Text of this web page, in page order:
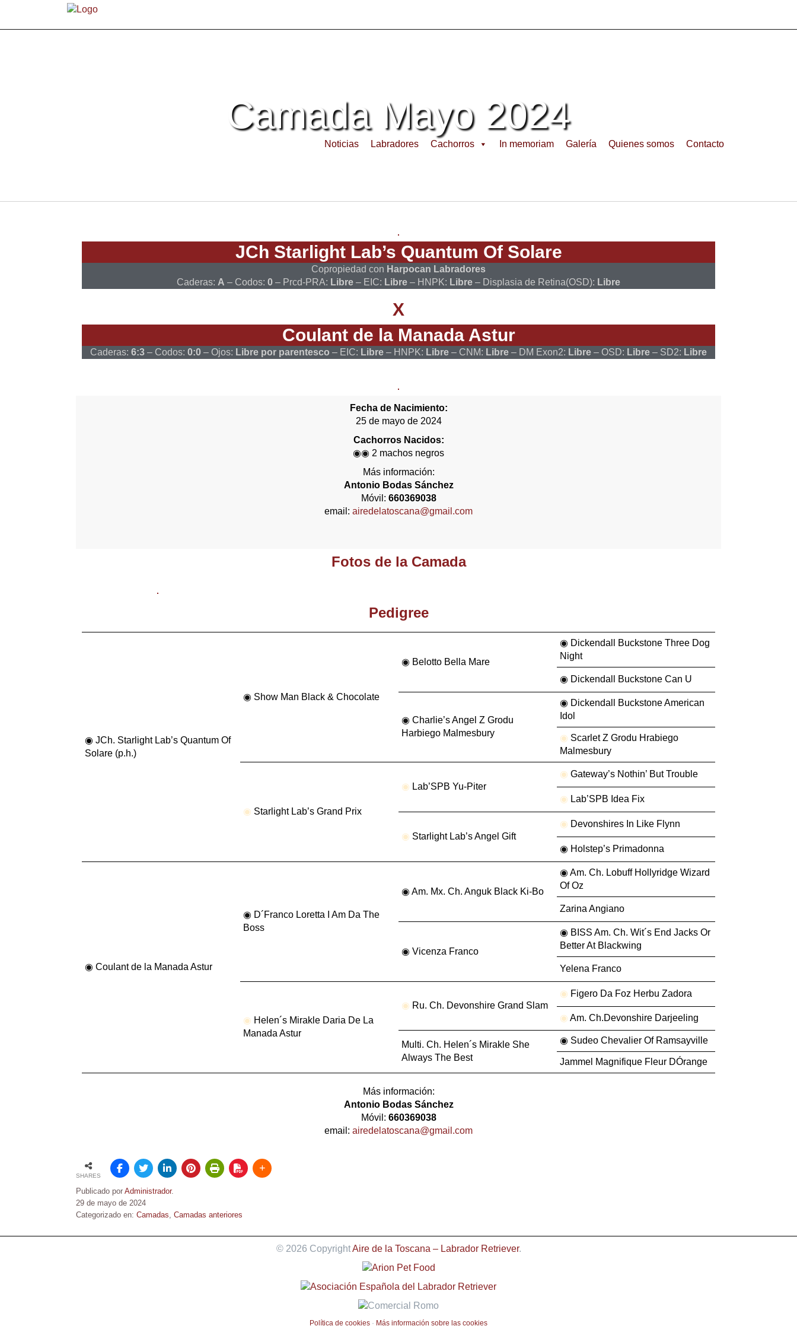
Noticias Labradores Cachorros In memoriam Galería Quienes somos Contacto
Camada Mayo 2024
JCh Starlight Lab’s Quantum Of Solare
Copropiedad con Harpocan Labradores
Caderas: A – Codos: 0 – Prcd-PRA: Libre – EIC: Libre – HNPK: Libre – Displasia de Retina(OSD): Libre
X
Coulant de la Manada Astur
Caderas: 6:3 – Codos: 0:0 – Ojos: Libre por parentesco – EIC: Libre – HNPK: Libre – CNM: Libre – DM Exon2: Libre – OSD: Libre – SD2: Libre
Fecha de Nacimiento:
25 de mayo de 2024
Cachorros Nacidos:
◉◉ 2 machos negros
Más información:
Antonio Bodas Sánchez
Móvil: 660369038
email: airedelatoscana@gmail.com
Fotos de la Camada
Pedigree
◉ JCh. Starlight Lab’s Quantum Of
Solare (p.h.)
◉ Show Man Black & Chocolate
◉ Belotto Bella Mare
◉ Dickendall Buckstone Three Dog
Night
◉ Dickendall Buckstone Can U
◉ Charlie’s Angel Z Grodu
Harbiego Malmesbury
◉ Dickendall Buckstone American
Idol
◉ Scarlet Z Grodu Hrabiego
Malmesbury
◉ Starlight Lab’s Grand Prix
◉ Lab’SPB Yu-Piter
◉ Gateway’s Nothin’ But Trouble
◉ Lab’SPB Idea Fix
◉ Starlight Lab’s Angel Gift
◉ Devonshires In Like Flynn
◉ Holstep’s Primadonna
◉ Coulant de la Manada Astur
◉ D´Franco Loretta I Am Da The
Boss
◉ Am. Mx. Ch. Anguk Black Ki-Bo
◉ Am. Ch. Lobuff Hollyridge Wizard
Of Oz
Zarina Angiano
◉ Vicenza Franco
◉ BISS Am. Ch. Wit´s End Jacks Or
Better At Blackwing
Yelena Franco
◉ Helen´s Mirakle Daria De La
Manada Astur
◉ Ru. Ch. Devonshire Grand Slam
◉ Figero Da Foz Herbu Zadora
◉ Am. Ch.Devonshire Darjeeling
Multi. Ch. Helen´s Mirakle She
Always The Best
◉ Sudeo Chevalier Of Ramsayville
Jammel Magnifique Fleur DÓrange
Más información:
Antonio Bodas Sánchez
Móvil: 660369038
email: airedelatoscana@gmail.com
SHARES
Publicado por Administrador.
29 de mayo de 2024
Categorizado en: Camadas Camadas anteriores
© 2026 CopyrightAire de la Toscana – Labrador Retriever.
Política de cookies · Más información sobre las cookies